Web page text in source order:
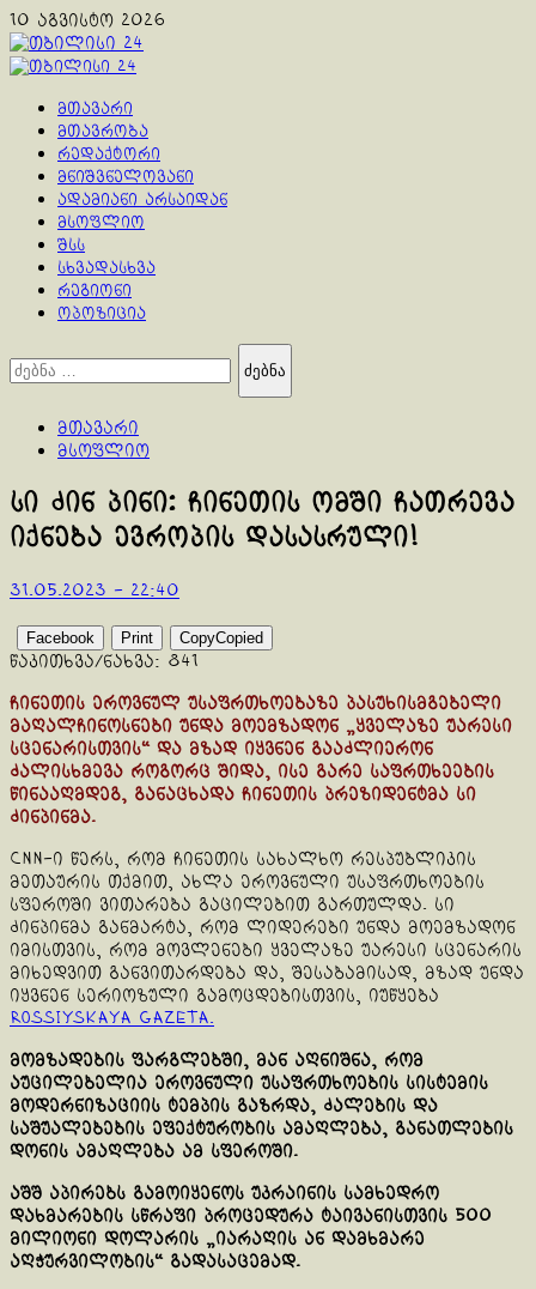
Skip
to
content
10 აგვისტო 2026
Primary
მთავარი
მთავრობა
რედაქტორი
მნიშვნელოვანი
ადამიანი არსაიდან
მსოფლიო
შსს
სხვადასხვა
რეგიონი
ოპოზიცია
ძებნა:
მთავარი
მსოფლიო
სი ძინ პინი: ჩინეთის ომში ჩათრევა
იქნება ევროპის დასასრული!
31.05.2023 - 22:40
Facebook Print CopyCopied
წაკითხვა/ნახვა: 841
ჩინეთის ეროვნულ უსაფრთხოებაზე პასუხისმგებელი
მაღალჩინოსნები უნდა მოემზადონ „ყველაზე უარესი
სცენარისთვის“ და მზად იყვნენ გააძლიერონ
ძალისხმევა როგორც შიდა, ისე გარე საფრთხეების
წინააღმდეგ, განაცხადა ჩინეთის პრეზიდენტმა სი
ძინპინმა.
CNN-ი წერს, რომ ჩინეთის სახალხო რესპუბლიკის
მეთაურის თქმით, ახლა ეროვნული უსაფრთხოების
სფეროში ვითარება გაცილებით გართულდა. სი
ძინპინმა განმარტა, რომ ლიდერები უნდა მოემზადონ
იმისთვის, რომ მოვლენები ყველაზე უარესი სცენარის
მიხედვით განვითარდება და, შესაბამისად, მზად უნდა
იყვნენ სერიოზული გამოცდებისთვის, იუწყება
Rossiyskaya Gazeta.
მომზადების ფარგლებში, მან აღნიშნა, რომ
აუცილებელია ეროვნული უსაფრთხოების სისტემის
მოდერნიზაციის ტემპის გაზრდა, ძალების და
საშუალებების ეფექტურობის ამაღლება, განათლების
დონის ამაღლება ამ სფეროში.
აშშ აპირებს გამოიყენოს უკრაინის სამხედრო
დახმარების სწრაფი პროცედურა ტაივანისთვის 500
მილიონი დოლარის „იარაღის ან დამხმარე
აღჭურვილობის“ გადასაცემად.